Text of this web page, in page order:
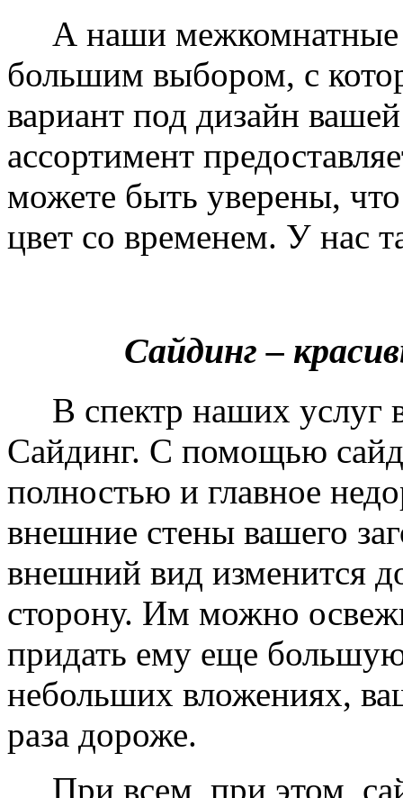
А наши межкомнатные
большим выбором, с
вариант под дизайн
ассортимент
можете быть уверены,
цвет со временем. У нас
Сайдинг –
В спектр наших услуг
Сайдинг. С помощью
полностью и главное
внешние стены вашего
внешний вид изменится
сторону. Им можно
придать ему еще
небольших вложениях,
раза дороже.
При всем, при этом,